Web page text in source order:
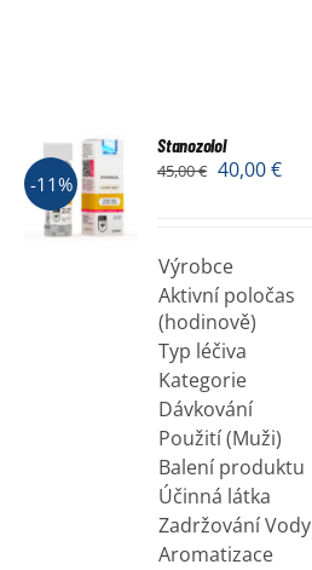
-11%
Stanozolol
45,00€ 40,00€
Výrobce
Aktivní poločas
(hodinově)
Typ léčiva
Kategorie
Dávkování
Použití (Muži)
Balení produktu
Účinná látka
Zadržování Vody
Aromatizace